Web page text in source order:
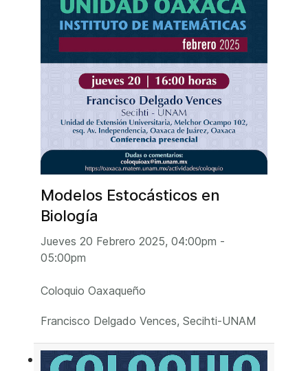
Modelos Estocásticos en
Biología
Jueves 20 Febrero 2025, 04:00pm -
05:00pm
Coloquio Oaxaqueño
Francisco Delgado Vences, Secihti-UNAM